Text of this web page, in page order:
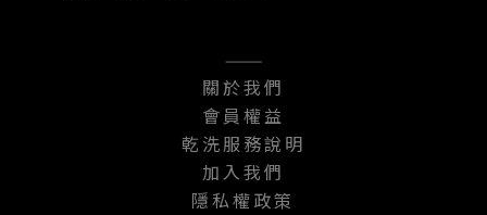
———
關於我們
會員權益
乾洗服務說明
加入我們
隱私權政策